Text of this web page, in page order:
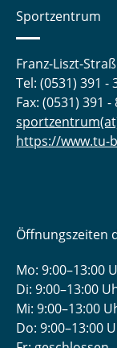
Sportzentrum
Franz-Liszt-
Tel: (0531) 391 -
Fax: (0531) 391 -
https://www.tu-
Öffnungszeiten
Mo: 9:00–13:00
Di: 9:00–13:00
Mi: 9:00–13:00
Do: 9:00­–13:00